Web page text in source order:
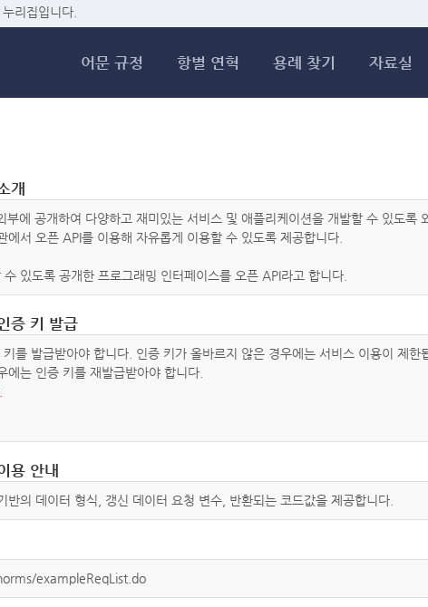
리집입니다.
어문 규정 항별 연혁 용례 찾기 자료실
개
에 공개하여 다양하고 재미있는 서비스 및 애플리케이션을 개발할 수 있도록
서 오픈 API를 이용해 자유롭게 이용할 수 있도록 제공합니다.
있도록 공개한 프로그래밍 인터페이스를 오픈 API라고 합니다.
증 키 발급
를 발급받아야 합니다. 인증 키가 올바르지 않은 경우에는 서비스 이용이 제한
는 인증 키를 재발급받아야 합니다.
용 안내
의 데이터 형식, 갱신 데이터 요청 변수, 반환되는 코드값을 제공합니다.
exampleReqList.do